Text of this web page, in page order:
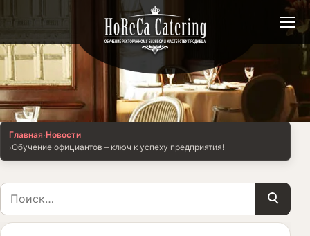
Главная Новости
Обучение официантов – ключ к успеху предприятия!
Поиск по сайту